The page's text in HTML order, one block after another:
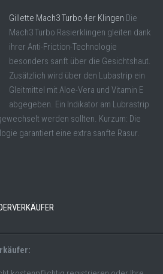
Gillette Mach3 Turbo 4er Klingen Die
Mach3 Turbo Rasierklingen gleiten dank
ihrer Anti-Friction-Technologie
besonders sanft über die Gesichtshaut.
Zusätzlich wird über den Lubastrip ein
Gleitmittel mit Aloe-Vera und Vitamin E
abgegeben. Ein Indikator am Lubrastrip
werden sollten. Kurzum: Die
garantiert eine extra sanfte Rasur.